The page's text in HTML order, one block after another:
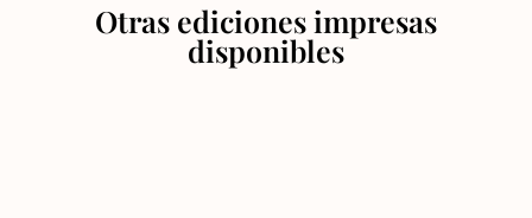
Otras ediciones impresas
disponibles